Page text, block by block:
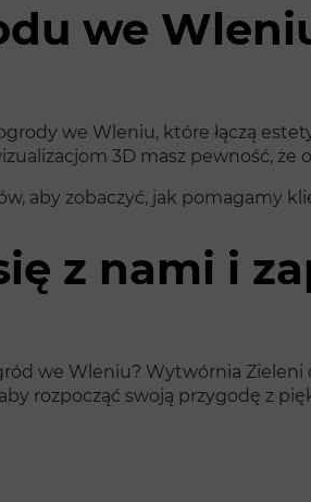
we
we Wleniu, które łączą
3D masz pewność,
aby zobaczyć, jak pomagamy
z nami i
we Wleniu? Wytwórnia
rozpocząć swoją przygodę z